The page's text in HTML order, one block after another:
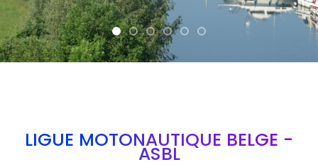
LIGUE MOTONAUTIQUE BELGE -
ASBL